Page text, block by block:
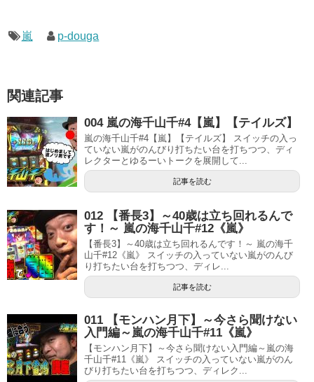
嵐 p-douga
関連記事
004 嵐の海千山千#4【嵐】【テイルズ】
嵐の海千山千#4【嵐】【テイルズ】 スイッチの入っ
ていない嵐がのんびり打ちたい台を打ちつつ、ディ
レクターとゆるーいトークを展開して...
記事を読む
012 【番長3】～40歳は立ち回れるんで
す！～ 嵐の海千山千#12《嵐》
【番長3】～40歳は立ち回れるんです！～ 嵐の海千
山千#12《嵐》 スイッチの入っていない嵐がのんび
り打ちたい台を打ちつつ、ディレ...
記事を読む
011 【モンハン月下】～今さら聞けない
入門編～嵐の海千山千#11《嵐》
【モンハン月下】～今さら聞けない入門編～嵐の海
千山千#11《嵐》 スイッチの入っていない嵐がのん
びり打ちたい台を打ちつつ、ディレク...